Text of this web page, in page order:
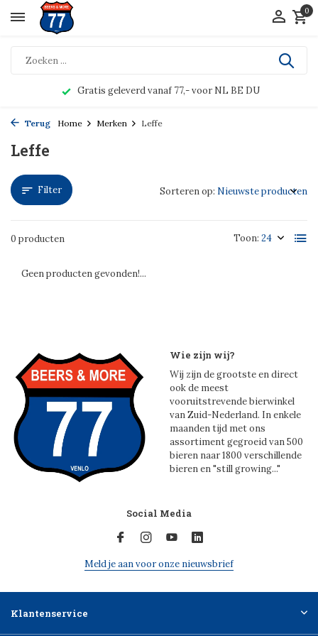
0
Gratis geleverd vanaf 77,- voor NL BE DU
Terug Home Merken Leffe
Leffe
Filter
0 producten Toon:
Sorteren op:
Geen producten gevonden!...
Wie zijn wij?
Wij zijn de grootste en direct
ook de meest
vooruitstrevende bierwinkel
van Zuid-Nederland. In enkele
maanden tijd met ons
assortiment gegroeid van 500
bieren naar 1800 verschillende
bieren en "still growing..."
Social Media
Meld je aan voor onze nieuwsbrief
Klantenservice